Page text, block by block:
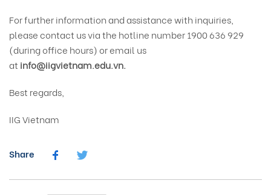
For further information and assistance with inquiries,
please contact us via the hotline number 1900 636 929
(during office hours) or email us
at info@iigvietnam.edu.vn.
Best regards,
IIG Vietnam
Share